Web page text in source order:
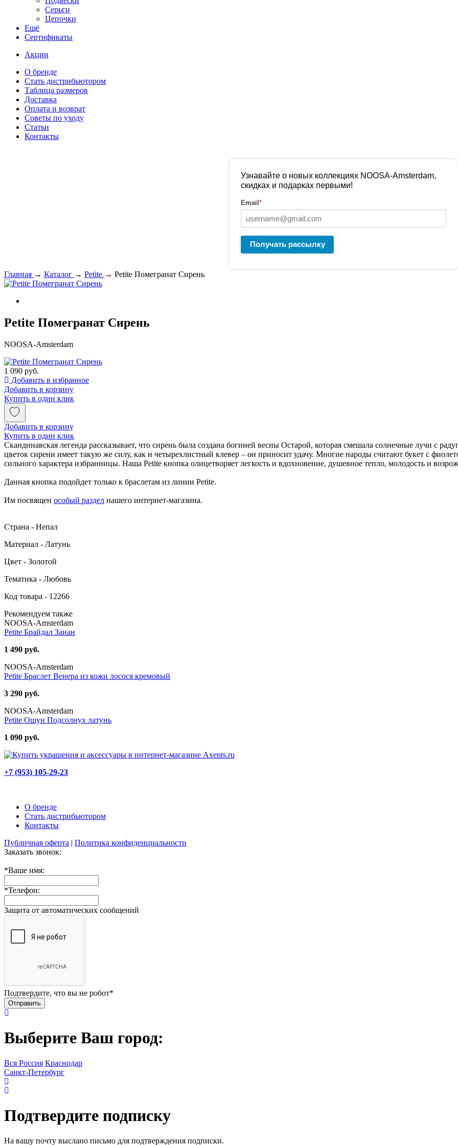
Серьги
Цепочки
Ещё
Сертификаты
Акции
О бренде
Стать дистрибьютором
Таблица размеров
Доставка
Оплата и возврат
Советы по уходу
Статьи
Контакты
Узнавайте о новых коллекциях NOOSA-Amsterdam,
скидках и подарках первыми!
Email *
Получать рассылку
Главная → Каталог → Petite → Petite Помегранат Сирень
Petite Помегранат Сирень
NOOSA-Amsterdam
1 090 руб.
Добавить в избранное
Добавить в корзину
Купить в один клик
Добавить в корзину
Купить в один клик
Скандинавская легенда рассказывает, что сирень была создана богиней весны Остарой, которая смешала солнечные лучи с
цветок сирени имеет такую же силу, как и четырехлистный клевер – он приносит удачу. Многие народы считают букет с
сильного характера избранницы. Наша Petite кнопка олицетворяет легкость и вдохновение, душевное тепло, молодость и
Данная кнопка подойдет только к браслетам из линии Petite.
Им посвящен особый раздел нашего интернет-магазина.
Страна - Непал
Материал - Латунь
Цвет - Золотой
Тематика - Любовь
Код товара - 12266
Рекомендуем также
NOOSA-Amsterdam
Petite Брайдал Заиан
1 490 руб.
NOOSA-Amsterdam
Petite Браслет Венера из кожи лосося кремовый
3 290 руб.
NOOSA-Amsterdam
Petite Ошун Подсолнух латунь
1 090 руб.
+7 (953) 105-29-23
О бренде
Стать дистрибьютором
Контакты
Публичная оферта | Политика конфиденциальности
Заказать звонок:
*Ваше имя:
*Телефон:
Защита от автоматических сообщений
Подтвердите, что вы не робот*
Выберите Ваш город:
Вся Россия Краснодар
Санкт-Петербург
Подтвердите подписку
На вашу почту выслано письмо для подтверждения подписки.